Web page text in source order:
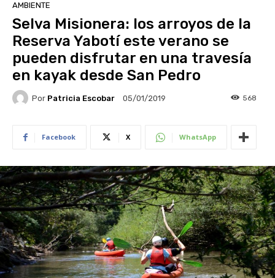
AMBIENTE
Selva Misionera: los arroyos de la
Reserva Yabotí este verano se
pueden disfrutar en una travesía
en kayak desde San Pedro
Por Patricia Escobar 05/01/2019 568
Facebook X WhatsApp